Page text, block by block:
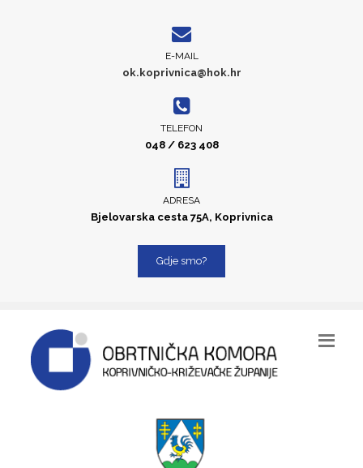
E-MAIL
ok.koprivnica@hok.hr
TELEFON
048 / 623 408
ADRESA
Bjelovarska cesta 75A, Koprivnica
Gdje smo?